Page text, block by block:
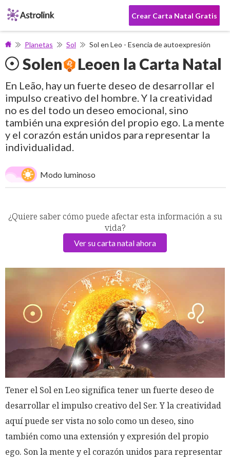
Crear Carta Natal Gratis
Planetas Sol Sol en Leo - Esencia de autoexpresión
Solen Leoen la Carta Natal
En Leão, hay un fuerte deseo de desarrollar el
impulso creativo del hombre. Y la creatividad
no es del todo un deseo emocional, sino
también una expresión del propio ego. La mente
y el corazón están unidos para representar la
individualidad.
Modo luminoso
¿Quiere saber cómo puede afectar esta información a su
vida?
Ver su carta natal ahora
Tener el Sol en Leo significa tener un fuerte deseo de
desarrollar el impulso creativo del Ser. Y la creatividad
aquí puede ser vista no solo como un deseo, sino
también como una extensión y expresión del propio
ego. Son la mente y el corazón unidos para representar